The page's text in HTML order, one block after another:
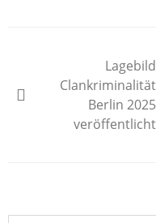
Lagebild
Clankriminalität
Berlin 2025
veröffentlicht